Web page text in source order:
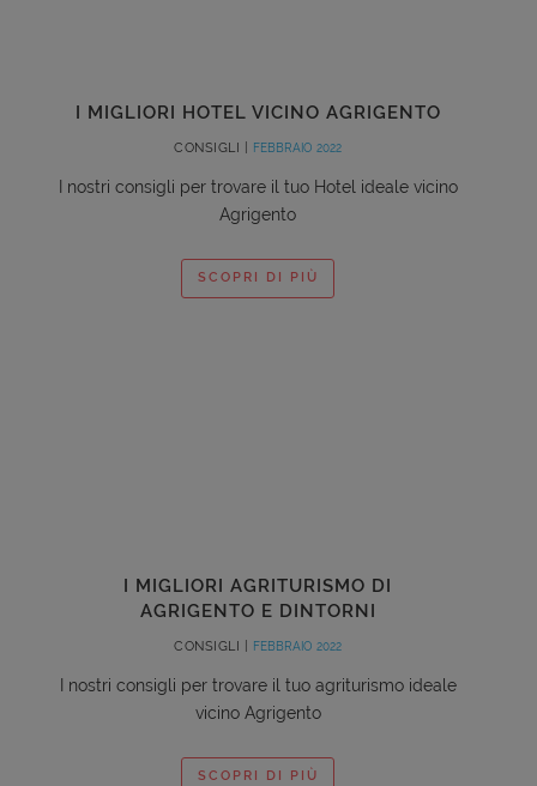
I MIGLIORI HOTEL VICINO AGRIGENTO
CONSIGLI | FEBBRAIO 2022
I nostri consigli per trovare il tuo Hotel ideale vicino
Agrigento
SCOPRI DI PIÙ
I MIGLIORI AGRITURISMO DI
AGRIGENTO E DINTORNI
CONSIGLI | FEBBRAIO 2022
I nostri consigli per trovare il tuo agriturismo ideale
vicino Agrigento
SCOPRI DI PIÙ